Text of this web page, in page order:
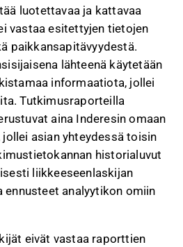
luotettavaa ja kattavaa
vastaa esitettyjen tietojen
paikkansapitävyydestä.
lähteenä käytetään
informaatiota, jollei
Tutkimusraporteilla
aina Inderesin omaan
asian yhteydessä toisin
historialuvut
liikkeeseenlaskijan
analyytikon omiin
eivät vastaa raporttien